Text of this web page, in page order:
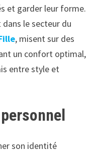
et garder leur forme.
le secteur du
, misent sur des
un confort optimal,
entre style et
son identité